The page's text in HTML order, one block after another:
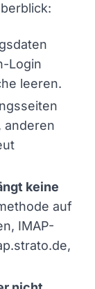
Login
leeren.
anderen
keine
auf
IMAP-